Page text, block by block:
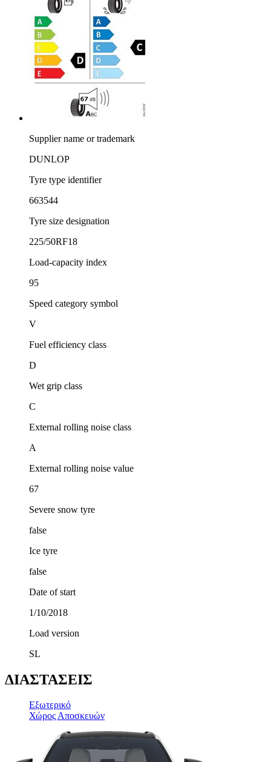
Supplier name or trademark
DUNLOP
Tyre type identifier
663544
Tyre size designation
225/50RF18
Load-capacity index
95
Speed category symbol
V
Fuel efficiency class
D
Wet grip class
C
External rolling noise class
A
External rolling noise value
67
Severe snow tyre
false
Ice tyre
false
Date of start
1/10/2018
Load version
SL
ΔΙΑΣΤΑΣΕΙΣ
Εξωτερικό
Χώρος Αποσκευών